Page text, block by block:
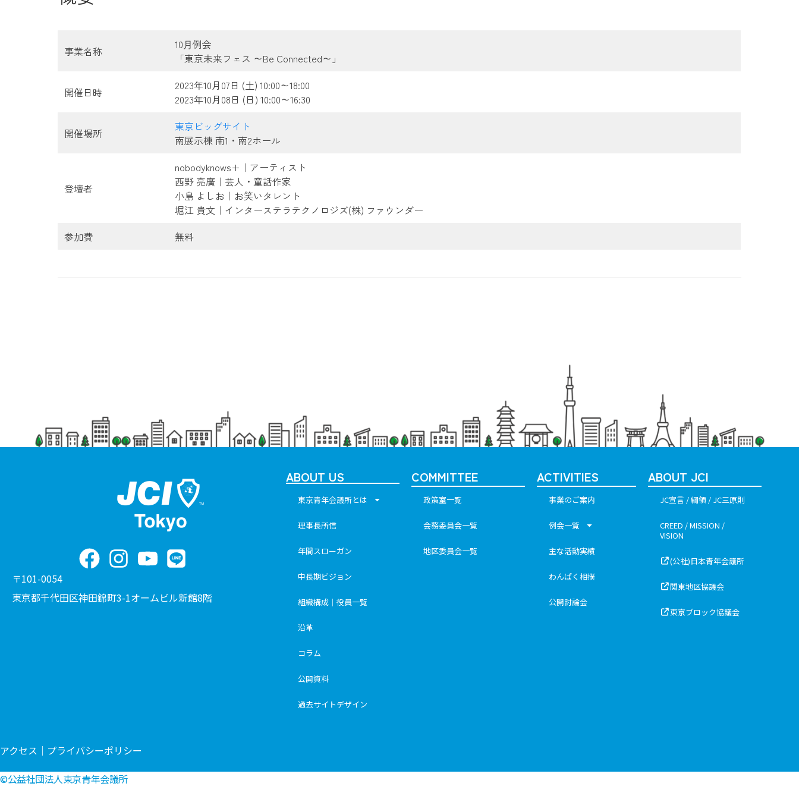
事業名称
10⽉例会
「東京未来フェス ～Be Connected～」
開催日時
2023年10月07日 (土) 10:00～18:00
2023年10月08日 (日) 10:00～16:30
開催場所
東京ビッグサイト
南展示棟 南1・南2ホール
登壇者
nobodyknows+｜アーティスト
西野 亮廣｜芸人・童話作家
小島 よしお｜お笑いタレント
堀江 貴文｜インターステラテクノロジズ(株) ファウンダー
参加費
無料
〒101-0054
東京都千代田区神田錦町3-1オームビル新館8階
ABOUT US
東京青年会議所とは
理事長所信
年間スローガン
中長期ビジョン
組織構成｜役員一覧
沿革
コラム
公開資料
過去サイトデザイン
COMMITTEE
政策室一覧
会務委員会一覧
地区委員会一覧
ACTIVITIES
事業のご案内
例会一覧
主な活動実績
わんぱく相撲
公開討論会
ABOUT JCI
JC宣言 / 綱領 / JC三原則
CREED / MISSION /
VISION
(公社)日本青年会議所
関東地区協議会
東京ブロック協議会
アクセス ｜ プライバシーポリシー
©公益社団法人東京青年会議所